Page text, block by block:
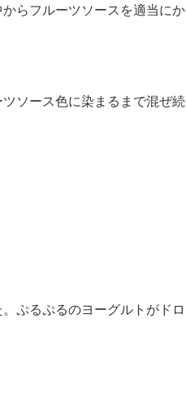
らフルーツソースを適当にか
ソース色に染まるまで混ぜ
ぷるぷるのヨーグルトがドロ